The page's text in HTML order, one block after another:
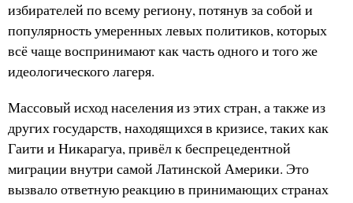
избирателей по всему региону, потянув за собой и
популярность умеренных левых политиков, которых
всё чаще воспринимают как часть одного и того же
идеологического лагеря.
Массовый исход населения из этих стран, а также из
других государств, находящихся в кризисе, таких как
Гаити и Никарагуа, привёл к беспрецедентной
миграции внутри самой Латинской Америки. Это
вызвало ответную реакцию в принимающих странах